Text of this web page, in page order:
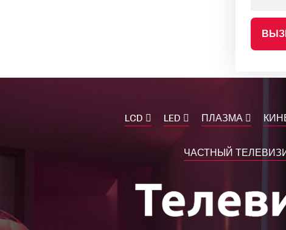
LCD LED ПЛАЗМА
ЧАСТНЫЙ